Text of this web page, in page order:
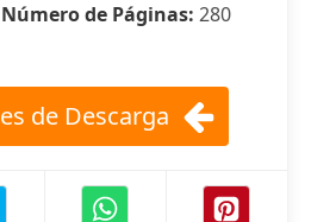
Número de Páginas: 280
de Descarga